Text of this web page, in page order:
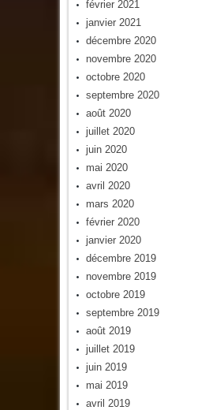
février 2021
janvier 2021
décembre 2020
novembre 2020
octobre 2020
septembre 2020
août 2020
juillet 2020
juin 2020
mai 2020
avril 2020
mars 2020
février 2020
janvier 2020
décembre 2019
novembre 2019
octobre 2019
septembre 2019
août 2019
juillet 2019
juin 2019
mai 2019
avril 2019